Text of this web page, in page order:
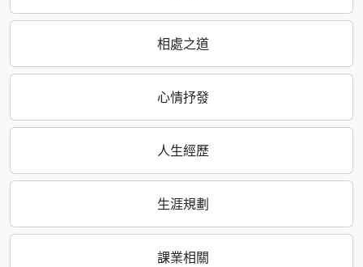
相處之道
心情抒發
人生經歷
生涯規劃
課業相關